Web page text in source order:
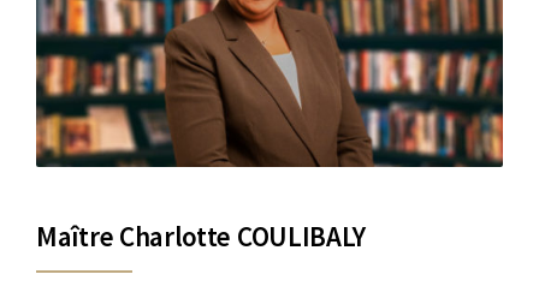
Maître Charlotte COULIBALY